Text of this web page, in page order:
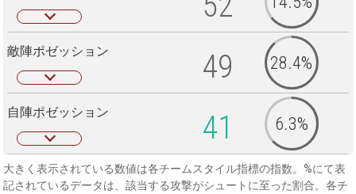
敵陣ポゼッション 49 28.4%
自陣ポゼッション 41 6.3%
大きく表示されている数値は各チームスタイル指標の指数。%にて表
記されているデータは、該当する攻撃がシュートに至った割合。各チ